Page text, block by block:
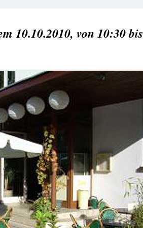
10.10.2010, von 10:30 bis